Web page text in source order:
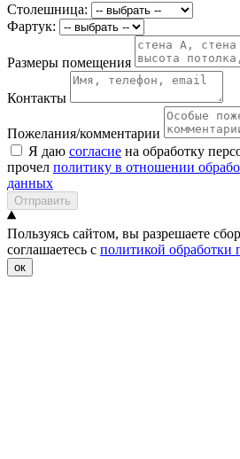
Столешница:
Фартук:
Размеры помещения
Контакты
Пожелания/комментарии
Я даю согласие на обработку
прочел политику в отношении
данных
Отправить
Пользуясь сайтом, вы разрешаете
соглашаетесь с политикой обработки
ок